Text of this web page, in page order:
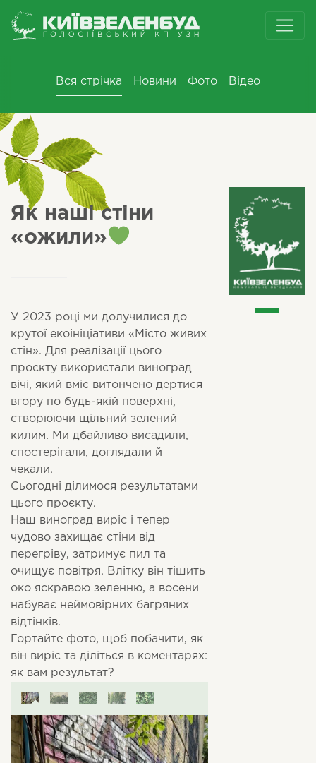
Вся стрічка Новини Фото Відео
Як наші стіни
«ожили»
У 2023 році ми долучилися до
крутої екоініціативи «Місто живих
стін». Для реалізації цього
проєкту використали виноград
вічі, який вміє витончено дертися
вгору по будь-якій поверхні,
створюючи щільний зелений
килим. Ми дбайливо висадили,
спостерігали, доглядали й
чекали.
Сьогодні ділимося результатами
цього проєкту.
Наш виноград виріс і тепер
чудово захищає стіни від
перегріву, затримує пил та
очищує повітря. Влітку він тішить
око яскравою зеленню, а восени
набуває неймовірних багряних
відтінків.
Гортайте фото, щоб побачити, як
він виріс та діліться в коментарях:
як вам результат?